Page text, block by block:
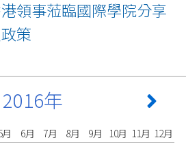
領事蒞臨國際學院分享
策
2016年
月 6月 7月 8月 9月 10月 11月 12月